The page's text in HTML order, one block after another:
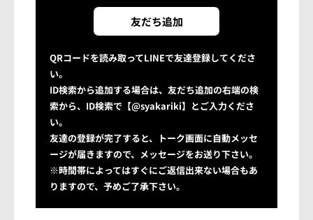
友だち追加
QRコードを読み取ってLINEで友達登録してくださ
い。
ID検索から追加する場合は、友だち追加の右端の検
索から、ID検索で【@syakariki】とご入力くださ
い。
友達の登録が完了すると、トーク画面に自動メッセ
ージが届きますので、メッセージをお送り下さい。
※時間帯によってはすぐにご返信出来ない場合もあ
りますので、予めご了承下さい。